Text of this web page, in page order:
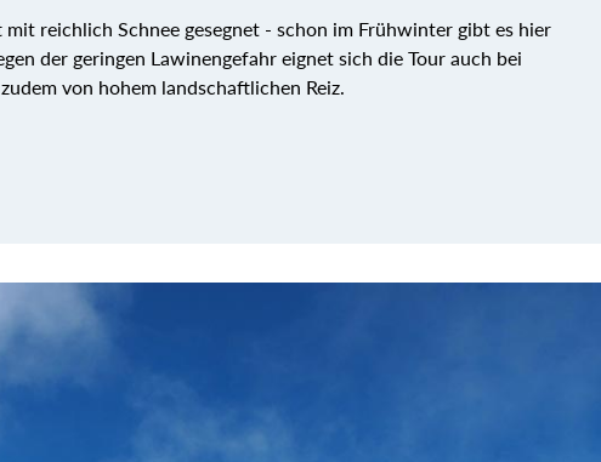
reichlich Schnee gesegnet - schon im Frühwinter gibt es hier
der geringen Lawinengefahr eignet sich die Tour auch bei
von hohem landschaftlichen Reiz.